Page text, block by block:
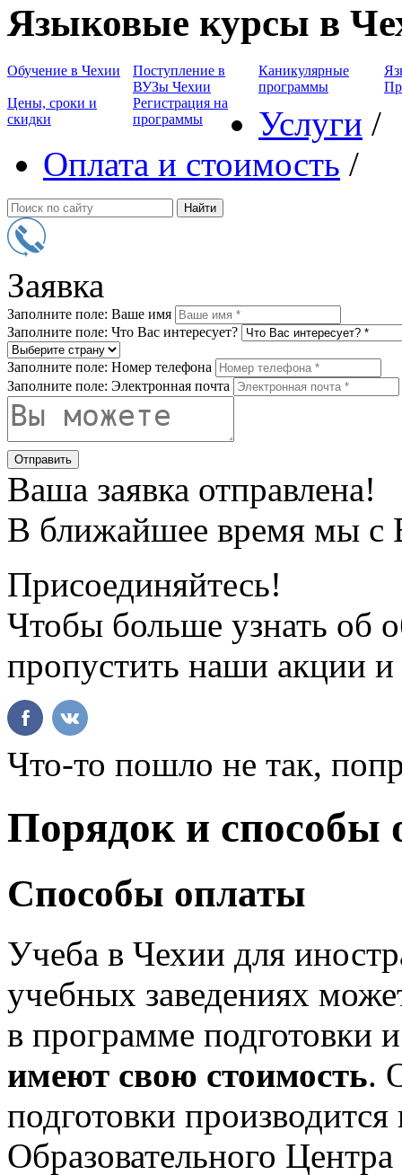
Языковые курсы в
Обучение в Чехии
Поступление в
ВУЗы Чехии
Каникулярные
программы
Цены, сроки и
скидки
Регистрация на
программы
Услуги /
Оплата и стоимость /
Заявка
Заполните поле: Ваше имя
Заполните поле: Что Вас интересует?
Заполните поле: Номер телефона
Заполните поле: Электронная почта
Ваша заявка отправлена!
В ближайшее время мы с
Присоединяйтесь!
Чтобы больше узнать об
пропустить наши акции
Что-то пошло не так,
Порядок и способы
Способы оплаты
Учеба в Чехии для
учебных заведениях
в программе подготовки
имеют свою стоимость.
подготовки
Образовательного